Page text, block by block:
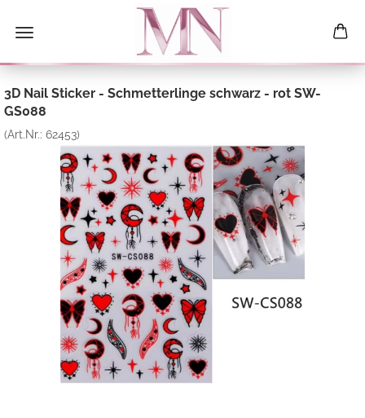
3D Nail Sticker - Schmetterlinge schwarz - rot SW-
GS088
(Art.Nr.: 62453)